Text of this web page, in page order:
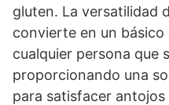
gluten. La versatilidad
convierte en un básico
cualquier persona que
proporcionando una
para satisfacer antojos